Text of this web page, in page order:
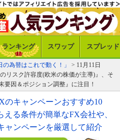
ランキング スワップ スプレッド
為替はこれで動く！」
> 11月11日
リスク許容度(欧米の株価が主導)』、そ
要因＆ポジション調整』に注目！
のキャンペーンおすすめ10
る条件が簡単なFX会社や、
ャンペーンを厳選して紹介